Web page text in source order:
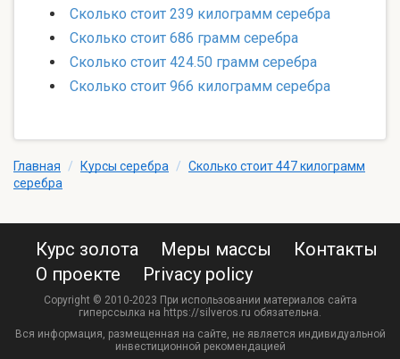
Сколько стоит 239 килограмм серебра
Сколько стоит 686 грамм серебра
Сколько стоит 424.50 грамм серебра
Сколько стоит 966 килограмм серебра
Главная / Курсы серебра / Сколько стоит 447 килограмм
серебра
Курс золота Меры массы
Контакты
О проекте
Privacy policy
Copyright © 2010-2023 При использовании материалов сайта
гиперссылка на https://silveros.ru обязательна.
Вся информация, размещенная на сайте, не является индивидуальной
инвестиционной рекомендацией